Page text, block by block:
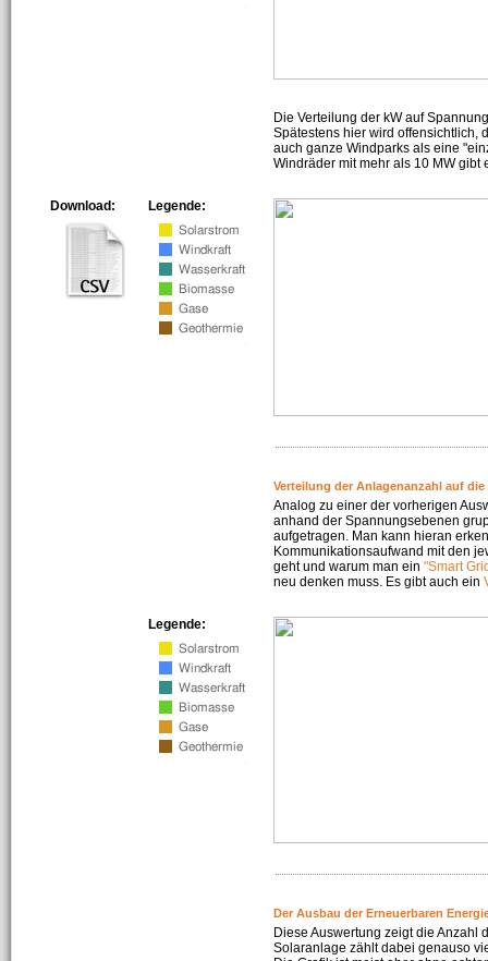
Die Verteilung der kW auf
Spätestens hier wird offensichtlich,
auch ganze Windparks als eine
Windräder mit mehr als 10 MW gibt
Legende:
Download:
Verteilung der Anlagenanzahl auf die
Analog zu einer der vorherigen
anhand der Spannungsebenen
aufgetragen. Man kann hieran
Kommunikationsaufwand mit den
geht und warum man ein "Smart
neu denken muss. Es gibt auch ein
Legende:
Der Ausbau der Erneuerbaren
Diese Auswertung zeigt die Anzahl
Solaranlage zählt dabei genauso